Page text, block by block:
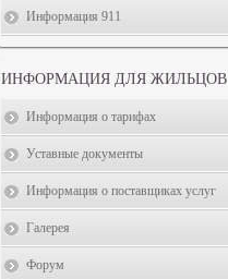
Информация 911
ИНФОРМАЦИЯ ДЛЯ ЖИЛЬЦОВ
Информация о тарифах
Уставные документы
Информация о поставщиках услуг
Галерея
Форум